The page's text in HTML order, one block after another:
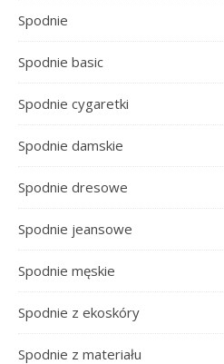
Spodnie
Spodnie basic
Spodnie cygaretki
Spodnie damskie
Spodnie dresowe
Spodnie jeansowe
Spodnie męskie
Spodnie z ekoskóry
Spodnie z materiału